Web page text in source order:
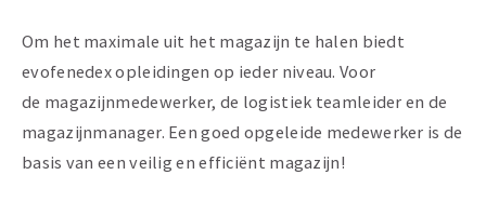
Om het maximale uit het magazijn te halen biedt
evofenedex opleidingen op ieder niveau. Voor
de magazijnmedewerker, de logistiek teamleider en de
magazijnmanager. Een goed opgeleide medewerker is de
basis van een veilig en efficiënt magazijn!